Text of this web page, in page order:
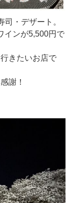
・デザート。
インが5,500円で
きたいお店で
謝！